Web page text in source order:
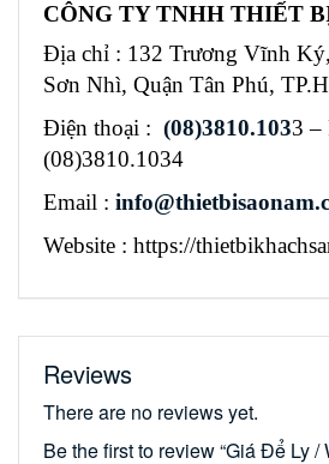
CÔNG TY TNHH THIẾT
Địa chỉ : 132 Trương Vĩnh
Sơn Nhì, Quận Tân Phú,
Điện thoại : (08)3810.1033 –
(08)3810.1034
Email :
Website : https://
Reviews
There are no reviews yet.
Be the first to review “Giá Để Ly /